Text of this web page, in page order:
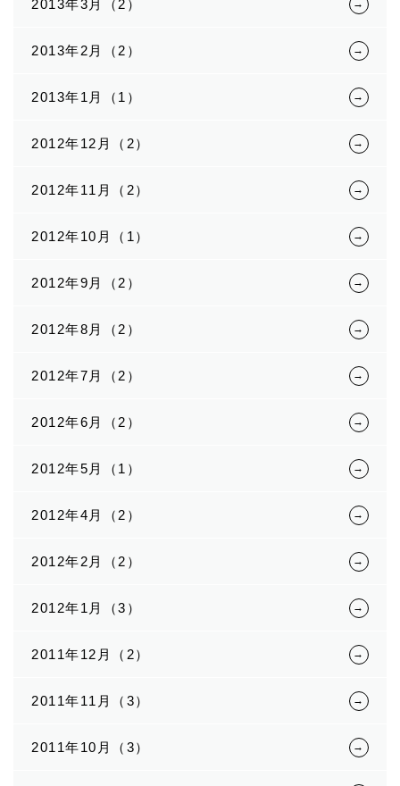
2013年3月（2）
2013年2月（2）
2013年1月（1）
2012年12月（2）
2012年11月（2）
2012年10月（1）
2012年9月（2）
2012年8月（2）
2012年7月（2）
2012年6月（2）
2012年5月（1）
2012年4月（2）
2012年2月（2）
2012年1月（3）
2011年12月（2）
2011年11月（3）
2011年10月（3）